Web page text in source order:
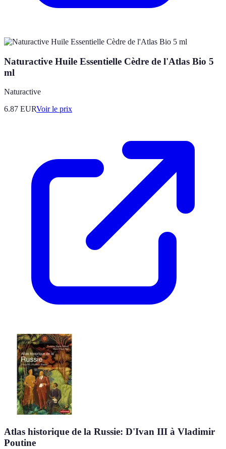
Naturactive Huile Essentielle Cèdre de l'Atlas Bio 5
ml
Naturactive
6.87 EURVoir le prix
Atlas historique de la Russie: D'Ivan III à Vladimir
Poutine